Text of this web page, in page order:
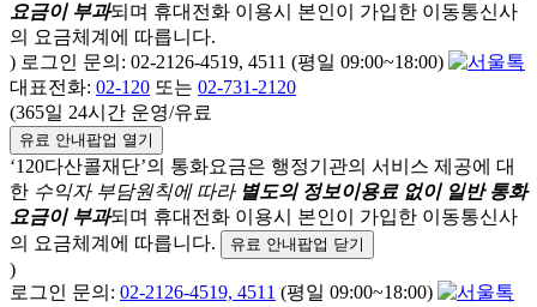
요금이 부과되며 휴대전화 이용시 본인이 가입한 이동통신사
의 요금체계에 따릅니다.
) 로그인 문의: 02-2126-4519, 4511 (평일 09:00~18:00)
대표전화: 02-120 또는 02-731-2120
(365일 24시간 운영/유료
유료 안내팝업 열기
‘120다산콜재단’의 통화요금은 행정기관의 서비스 제공에 대
한 수익자 부담원칙에 따라 별도의 정보이용료 없이 일반 통화
요금이 부과되며 휴대전화 이용시 본인이 가입한 이동통신사
의 요금체계에 따릅니다.
유료 안내팝업 닫기
)
로그인 문의: 02-2126-4519, 4511 (평일 09:00~18:00)